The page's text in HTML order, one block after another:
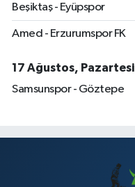
Beşiktaş - Eyüpspor
Amed - Erzurumspor FK
17 Ağustos, Pazartesi
Samsunspor - Göztepe